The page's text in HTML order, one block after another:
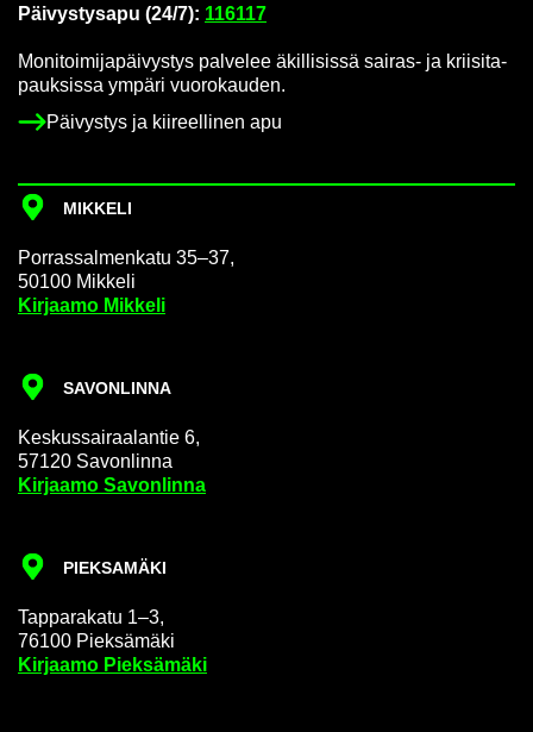
Päi­vys­tys­a­pu (24/7): 116117
Mo­ni­toi­mi­ja­päi­vys­tys pal­ve­lee äkil­li­sis­sä sairas-​ ja krii­si­ta­
pauk­sis­sa ym­pä­ri vuo­ro­kau­den.
Päi­vys­tys ja kii­reel­li­nen apu
MIK­KE­LI
Por­ras­sal­men­ka­tu 35–37,
50100 Mik­ke­li
Kir­jaa­mo Mik­ke­li
SA­VON­LIN­NA
Kes­kus­sai­raa­lan­tie 6,
57120 Sa­von­lin­na
Kir­jaa­mo Sa­von­lin­na
PIEK­SA­MÄ­KI
Tap­pa­ra­ka­tu 1–3,
76100 Piek­sä­mä­ki
Kir­jaa­mo Piek­sä­mä­ki